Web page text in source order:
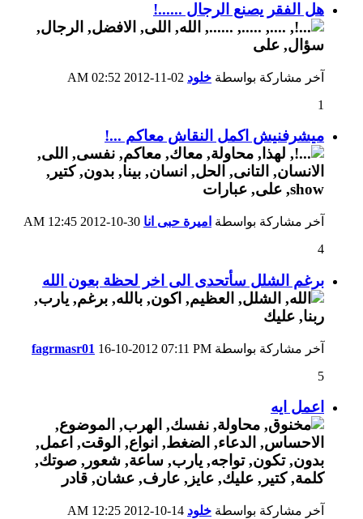
هل الفقر يصنع الرجال ......!
آخر مشاركة بواسطة خلود
02:52 AM
1
ميشرفنيش اكمل النقاش معاكم ...!
آخر مشاركة بواسطة اميرة حبى انا
12:45 AM
4
برغم الشلل سأتحدى الى اخر لحظة بعون الله
آخر مشاركة بواسطة fagrmasr01 16-10-2012 07:11 PM
5
اعمل ايه
آخر مشاركة بواسطة خلود
12:25 AM